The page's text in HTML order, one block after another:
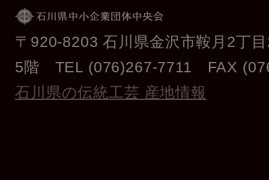
〒920-8203 石川県金沢市鞍月2丁
5階 TEL (076)267-7711 FAX
石川県の伝統工芸 産地情報